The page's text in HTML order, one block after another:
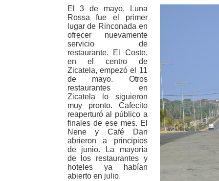
El 3 de mayo, Luna
Rossa fue el primer
lugar de Rinconada en
ofrecer nuevamente
servicio de
restaurante. El Coste,
en el centro de
Zicatela, empezó el 11
de mayo. Otros
restaurantes en
Zicatela lo siguieron
muy pronto. Cafecito
reaperturó al público a
finales de ese mes. El
Nene y Café Dan
abrieron a principios
de junio. La mayoría
de los restaurantes y
hoteles ya habían
abierto en julio.